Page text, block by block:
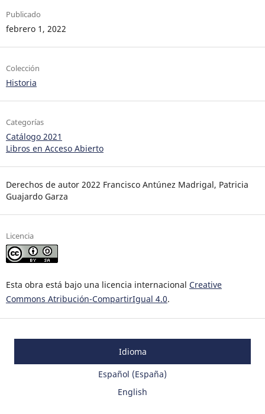
Publicado
febrero 1, 2022
Colección
Historia
Categorías
Catálogo 2021
Libros en Acceso Abierto
Derechos de autor 2022 Francisco Antúnez Madrigal, Patricia
Guajardo Garza
Licencia
Esta obra está bajo una licencia internacional Creative
Commons Atribución-CompartirIgual 4.0.
Idioma
Español (España)
English